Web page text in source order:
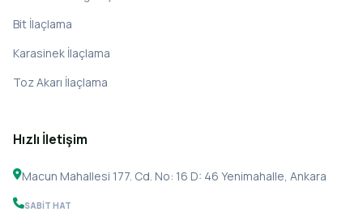
Bit İlaçlama
Karasinek İlaçlama
Toz Akarı İlaçlama
Hızlı İletişim
Macun Mahallesi 177. Cd. No: 16 D: 46 Yenimahalle, Ankara
SABIT HAT